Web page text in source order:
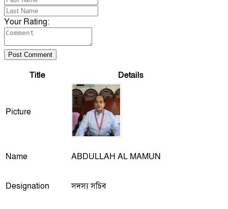
Your Rating:
Post Comment
Title Details
Picture
Name ABDULLAH AL MAMUN
Designation সদস্য সচিব